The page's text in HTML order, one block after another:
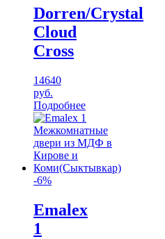
Dorren/Crystal
Cloud
Cross
14640
руб.
Подробнее
-6%
Emalex
1